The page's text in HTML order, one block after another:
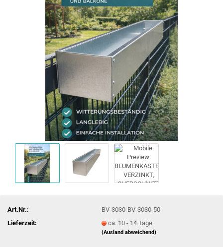
Art.Nr.:
BV-3030-BV-3030-50
Lieferzeit:
ca. 10 - 14 Tage
(Ausland abweichend)